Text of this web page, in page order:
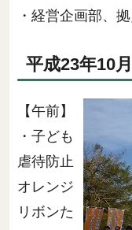
・経営企画部、
平成23年10
【午前】
・子ども
虐待防止
オレンジ
リボンた